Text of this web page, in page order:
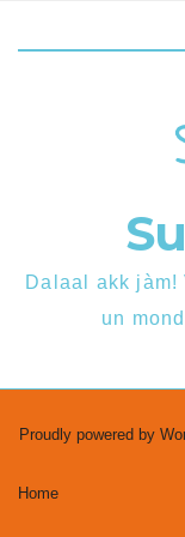
Dalaal akk jàm!
un
Proudly powered by
Home